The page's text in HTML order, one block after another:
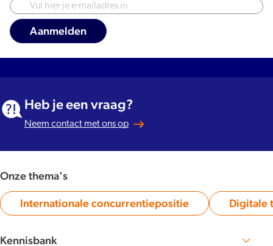
Heb je een vraag?
Neem contact met ons op
Onze thema's
Category:
Internationale concurrentiepositie Digitale
Kennisbank